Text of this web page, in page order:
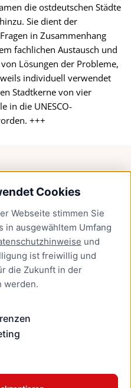
Cookies
Webseite stimmen Sie
in ausgewähltem Umfang
und
ist freiwillig und
die Zukunft in der
werden.
die ostdeutschen Städte
Sie dient der
in Zusammenhang
fachlichen Austausch und
Lösungen der Probleme,
individuell verwendet
Stadtkerne von vier
in die UNESCO-
+++